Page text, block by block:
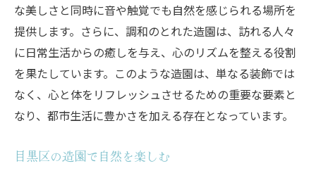
自然と都市が共存する造園の魅力
都市生活に新たな価値を加える庭
目黒区の環境に根ざした庭づくり
造園が叶える都市と自然の調和
庭が実現する都市の新しい風景
な美しさと同時に音や触覚でも自然を感じられる場所を
提供します。さらに、調和のとれた造園は、訪れる人々
に日常生活からの癒しを与え、心のリズムを整える役割
を果たしています。このような造園は、単なる装飾では
なく、心と体をリフレッシュさせるための重要な要素と
なり、都市生活に豊かさを加える存在となっています。
目黒区の造園で自然を楽しむ